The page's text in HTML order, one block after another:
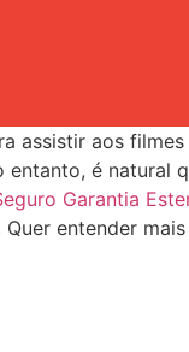
assistir aos
é natural
Garantia
entender